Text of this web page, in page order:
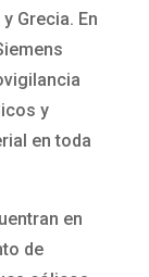
Grecia. En
y
en toda
en
de